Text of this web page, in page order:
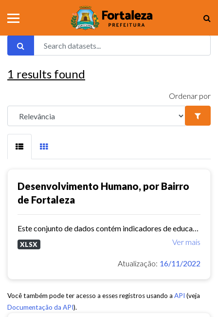
1 results found
Ordenar por
Desenvolvimento Humano, por Bairro
de Fortaleza
Ver mais
XLSX
Atualização: 16/11/2022
Você também pode ter acesso a esses registros usando a API (veja
Documentação da API).